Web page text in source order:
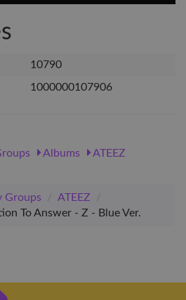
10790
1000000107906
Albums
ATEEZ
Groups / ATEEZ
/
To Answer - Z - Blue Ver.